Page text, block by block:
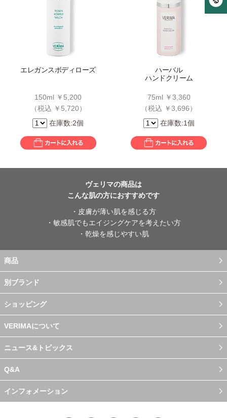
エレガンスボディローズ
150ml ￥5,200
（税込 ￥5,720）
在庫数:2個
ハーバル
ハンドクリーム
75ml ￥3,360
（税込 ￥3,696）
在庫数:1個
ヴェリマの商品は
こんな肌の方におすすめです
・皮膚が薄い肌を感じる方
・敏感肌でもエイジングケアを考えたい方
・乾燥を感じやすい肌
商品
別ブランド
ショッピング
VERIMAについて
ニュース&トピックス
Q&A
インフォメーション